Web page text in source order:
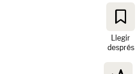
Llegir
després